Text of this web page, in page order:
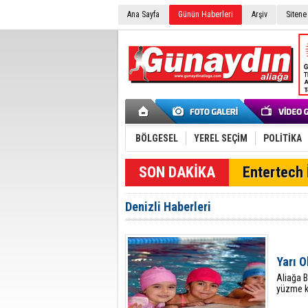
Ana Sayfa Günün Haberleri Arşiv
BÖLGESEL YEREL SEÇİM POLİTİKA
SON DAKİKA Entertech
Denizli Haberleri
Yarı
Aliağa
yüzme